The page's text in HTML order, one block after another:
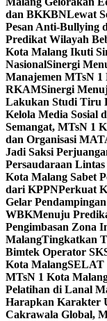
dan BKKBNLewat
Pesan Anti-Bullying
Predikat Wilayah
Kota Malang Ikuti
NasionalSinergi
Manajemen MTsN 1
RKAMSinergi
Lakukan Studi Tiru
Kelola Media Sosial
Semangat, MTsN 1
dan Organisasi
Jadi Saksi
Persaudaraan Lintas
Kota Malang Sabet
dari KPPNPerkuat
Gelar
WBKMenuju
Pengimbasan Zona
MalangTingkatkan
Bimtek Operator
Kota MalangSELAT
MTsN 1 Kota
Pelatihan di Lanal
Harapkan Karakter
Cakrawala Global,